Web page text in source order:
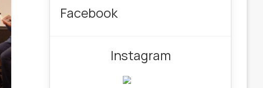
Facebook
Instagram